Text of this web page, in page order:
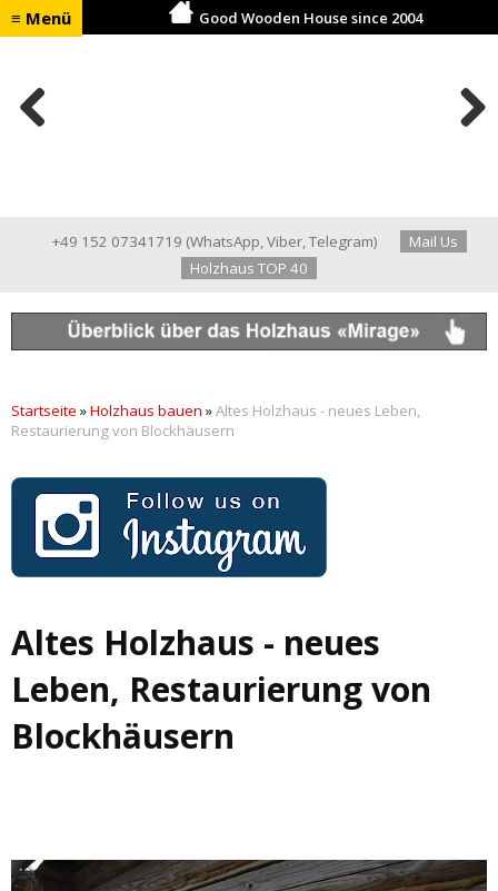
≡ Menü Good Wooden House since 2004
+49 152 07341719 (WhatsApp,Viber,Telegram)
Mail Us
Holzhaus TOP 40
Startseite »Holzhaus bauen »Altes Holzhaus - neues Leben,
Restaurierung von Blockhäusern
Altes Holzhaus - neues
Leben, Restaurierung von
Blockhäusern